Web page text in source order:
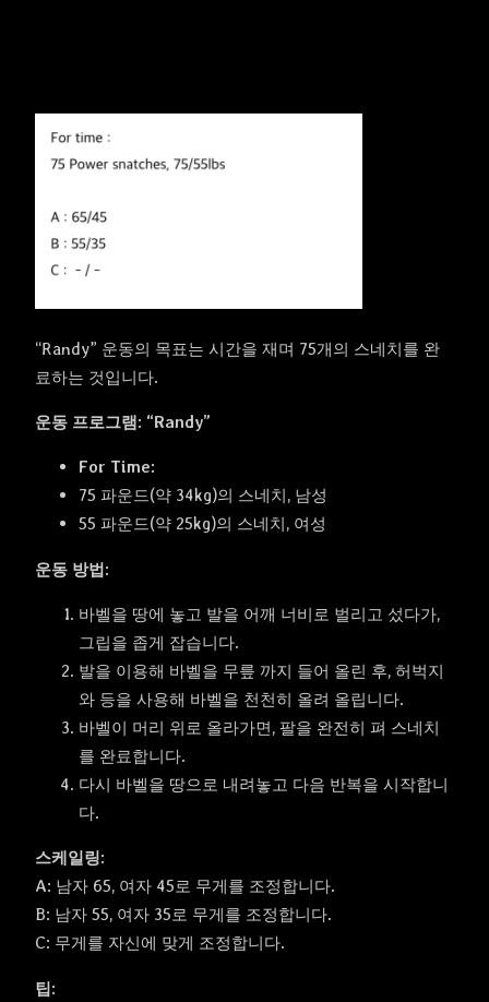
“Randy” 운동의 목표는 시간을 재며 75개의 스네치를 완
료하는 것입니다.
운동 프로그램: “Randy”
For Time:
75 파운드(약 34kg)의 스네치, 남성
55 파운드(약 25kg)의 스네치, 여성
운동 방법:
바벨을 땅에 놓고 발을 어깨 너비로 벌리고 섰다가,
그립을 좁게 잡습니다.
발을 이용해 바벨을 무릎 까지 들어 올린 후, 허벅지
와 등을 사용해 바벨을 천천히 올려 올립니다.
바벨이 머리 위로 올라가면, 팔을 완전히 펴 스네치
를 완료합니다.
다시 바벨을 땅으로 내려놓고 다음 반복을 시작합니
다.
스케일링:
A: 남자 65, 여자 45로 무게를 조정합니다.
B: 남자 55, 여자 35로 무게를 조정합니다.
C: 무게를 자신에 맞게 조정합니다.
팁: